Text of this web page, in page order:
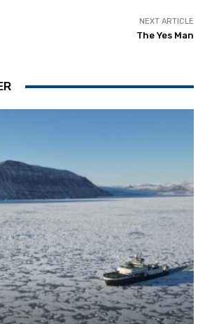
NEXT ARTICLE
The Yes Man